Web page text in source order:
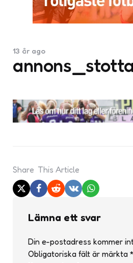
annons_stotta
13 år ago
Share This Article
Lämna ett svar
Din e-postadress kommer
Obligatoriska fält är märkta *